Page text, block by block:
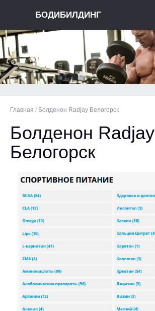
БОДИБИЛДИНГ
Главная / Болденон Radjay Белогорск
Болденон Radjay
Белогорск